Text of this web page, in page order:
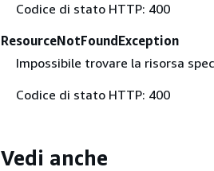
Codice di stato HTTP: 400
ResourceNotFoundException
Impossibile trovare la risorsa
Codice di stato HTTP: 400
Vedi anche